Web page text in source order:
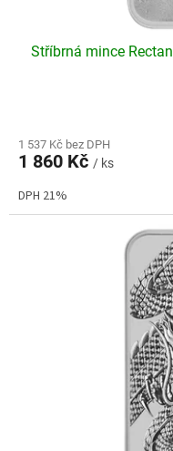
Stříbrná mince
produktu
je
z
5
1 537 Kč bez DPH
1 860 Kč / ks
DPH 21%